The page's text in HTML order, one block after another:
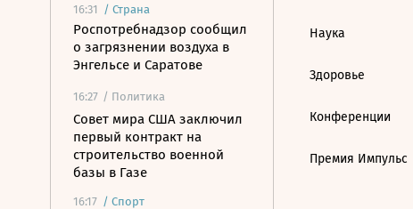
16:31 / Страна
Роспотребнадзор сообщил
о загрязнении воздуха в
Энгельсе и Саратове
16:27 / Политика
Совет мира США заключил
первый контракт на
строительство военной
базы в Газе
16:17 / Спорт
Наука
Здоровье
Конференции
Премия Импульс